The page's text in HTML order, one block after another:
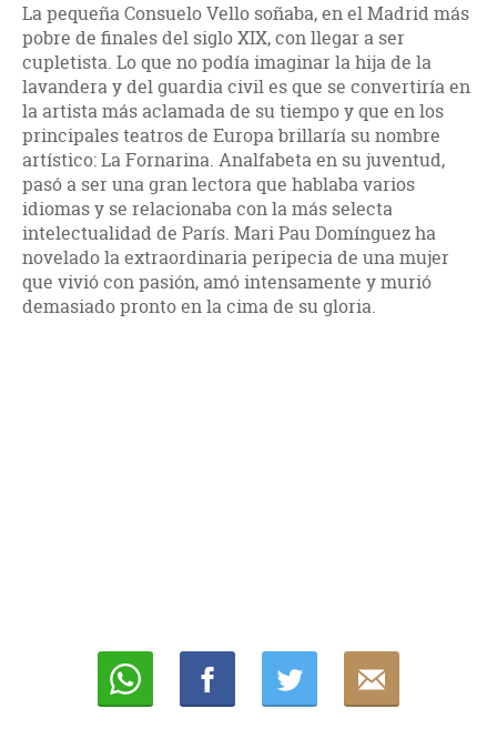
La pequeña Consuelo Vello soñaba, en el Madrid más
pobre de finales del siglo XIX, con llegar a ser
cupletista. Lo que no podía imaginar la hija de la
lavandera y del guardia civil es que se convertiría en
la artista más aclamada de su tiempo y que en los
principales teatros de Europa brillaría su nombre
artístico: La Fornarina. Analfabeta en su juventud,
pasó a ser una gran lectora que hablaba varios
idiomas y se relacionaba con la más selecta
intelectualidad de París. Mari Pau Domínguez ha
novelado la extraordinaria peripecia de una mujer
que vivió con pasión, amó intensamente y murió
demasiado pronto en la cima de su gloria.